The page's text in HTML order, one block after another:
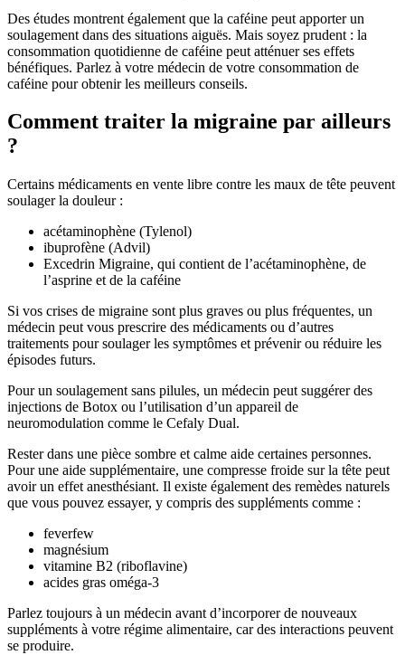
Des études montrent également que la caféine peut apporter un
soulagement dans des situations aiguës. Mais soyez prudent : la
consommation quotidienne de caféine peut atténuer ses effets
bénéfiques. Parlez à votre médecin de votre consommation de
caféine pour obtenir les meilleurs conseils.
Comment traiter la migraine par ailleurs
?
Certains médicaments en vente libre contre les maux de tête peuvent
soulager la douleur :
acétaminophène (Tylenol)
ibuprofène (Advil)
Excedrin Migraine, qui contient de l’acétaminophène, de
l’asprine et de la caféine
Si vos crises de migraine sont plus graves ou plus fréquentes, un
médecin peut vous prescrire des médicaments ou d’autres
traitements pour soulager les symptômes et prévenir ou réduire les
épisodes futurs.
Pour un soulagement sans pilules, un médecin peut suggérer des
injections de Botox ou l’utilisation d’un appareil de
neuromodulation comme le Cefaly Dual.
Rester dans une pièce sombre et calme aide certaines personnes.
Pour une aide supplémentaire, une compresse froide sur la tête peut
avoir un effet anesthésiant. Il existe également des remèdes naturels
que vous pouvez essayer, y compris des suppléments comme :
feverfew
magnésium
vitamine B2 (riboflavine)
acides gras oméga-3
Parlez toujours à un médecin avant d’incorporer de nouveaux
suppléments à votre régime alimentaire, car des interactions peuvent
se produire.